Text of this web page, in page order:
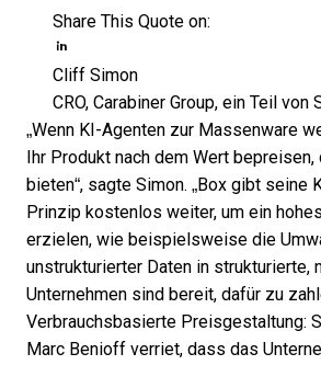
Share This Quote on:
Share on Twitter
Share on Facebook
Cliff Simon
CRO, Carabiner Group, ein Teil von
„Wenn KI-Agenten zur Massenware
Ihr Produkt nach dem Wert
bieten“, sagte Simon. „Box gibt seine
Prinzip kostenlos weiter, um ein
erzielen, wie beispielsweise die
unstrukturierter Daten in strukturierte,
Unternehmen sind bereit, dafür zu
Verbrauchsbasierte Preisgestaltung:
Marc Benioff verriet, dass das